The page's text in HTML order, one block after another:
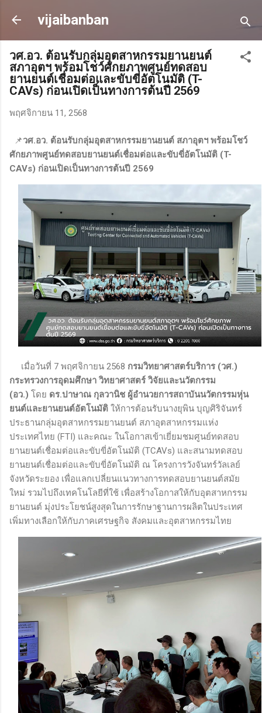
ข้ามไปที่เนื้อหาหลัก
vijaibanban
วศ.อว. ต้อนรับกลุ่มอุตสาหกรรมยานยนต์
สภาอุตฯ พร้อมโชว์ศักยภาพศูนย์ทดสอบ
ยานยนต์เชื่อมต่อและขับขี่อัตโนมัติ (T-
CAVs) ก่อนเปิดเป็นทางการต้นปี 2569
พฤศจิกายน 11, 2568
📌วศ.อว. ต้อนรับกลุ่มอุตสาหกรรมยานยนต์ สภาอุตฯ พร้อมโชว์
ศักยภาพศูนย์ทดสอบยานยนต์เชื่อมต่อและขับขี่อัตโนมัติ (T-
CAVs) ก่อนเปิดเป็นทางการต้นปี 2569
เมื่อวันที่ 7 พฤศจิกายน 2568 กรมวิทยาศาสตร์บริการ (วศ.)
กระทรวงการอุดมศึกษา วิทยาศาสตร์ วิจัยและนวัตกรรม
(อว.) โดย ดร.ปาษาณ กุลวานิช ผู้อำนวยการสถาบันนวัตกรรมหุ่น
ยนต์และยานยนต์อัตโนมัติ ให้การต้อนรับนางยุพิน บุญศิริจันทร์
ประธานกลุ่มอุตสาหกรรมยานยนต์ สภาอุตสาหกรรมแห่ง
ประเทศไทย (FTI) และคณะ ในโอกาสเข้าเยี่ยมชมศูนย์ทดสอบ
ยานยนต์เชื่อมต่อและขับขี่อัตโนมัติ (TCAVs) และสนามทดสอบ
ยานยนต์เชื่อมต่อและขับขี่อัตโนมัติ ณ โครงการวังจันทร์วัลเลย์
จังหวัดระยอง เพื่อแลกเปลี่ยนแนวทางการทดสอบยานยนต์สมัย
ใหม่ รวมไปถึงเทคโนโลยีที่ใช้ เพื่อสร้างโอกาสให้กับอุตสาหกรรม
ยานยนต์ มุ่งประโยชน์สูงสุดในการรักษาฐานการผลิตในประเทศ
เพิ่มทางเลือกให้กับภาคเศรษฐกิจ สังคมและอุตสาหกรรมไทย